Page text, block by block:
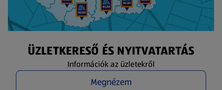
ÜZLETKERESŐ ÉS NYITVATARTÁS
Információk az üzletekről
Megnézem